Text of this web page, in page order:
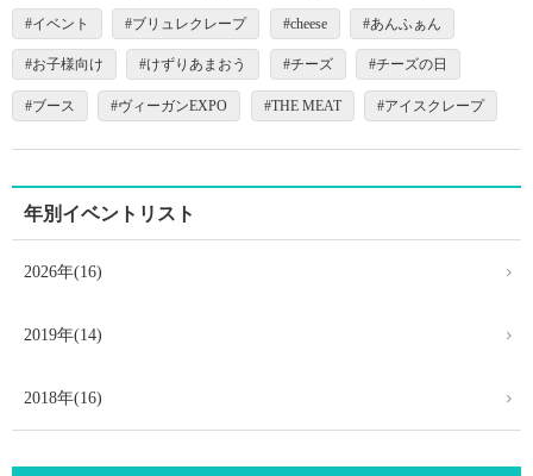
イベント ブリュレクレープ cheese あんふぁん
お子様向け けずりあまおう チーズ チーズの日
ブース ヴィーガンEXPO THE MEAT アイスクレープ
年別イベントリスト
2026年(16)
2019年(14)
2018年(16)